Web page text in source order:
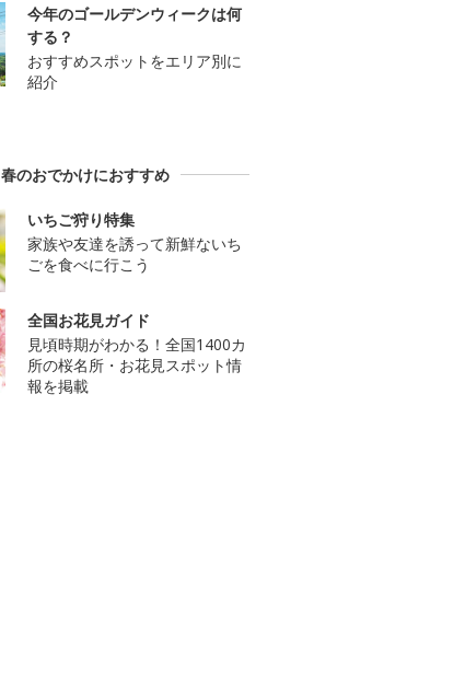
今年のゴールデンウィークは何
する？
おすすめスポットをエリア別に
紹介
春のおでかけにおすすめ
いちご狩り特集
家族や友達を誘って新鮮ないち
ごを食べに行こう
全国お花見ガイド
見頃時期がわかる！全国1400カ
所の桜名所・お花見スポット情
報を掲載